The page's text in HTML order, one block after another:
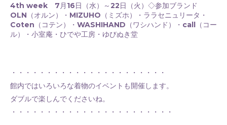
4th week 7月16日（水）～22日（火）◇参加ブランド
OLN（オルン）・MIZUHO（ミズホ）・ララセニュリータ・
Coten（コテン）・WASHIHAND（ワシハンド）・call（コー
ル）・小室庵・ひでや工房・ゆびぬき堂
・・・・・・・・・・・・・・・・・・・・・・
館内ではいろいろな着物のイベントも開催します。
ダブルで楽しんでくださいね。
・・・・・・・・・・・・・・・・・・・・・・・